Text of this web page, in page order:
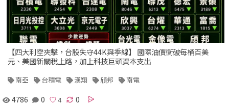
【四大利空夾擊，台股失守44K與季線】 國際油價衝破每桶百美
元、美國新關稅上路，加上科技巨頭資本支出
南亞 台積電 漢翔 頎邦 南電
4786 0 0